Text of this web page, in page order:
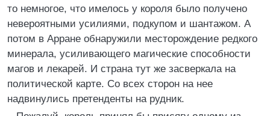
то немногое, что имелось у короля было получено
невероятными усилиями, подкупом и шантажом. А
потом в Арране обнаружили месторождение редкого
минерала, усиливающего магические способности
магов и лекарей. И страна тут же засверкала на
политической карте. Со всех сторон на нее
надвинулись претенденты на рудник.